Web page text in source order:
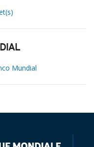
Mundial